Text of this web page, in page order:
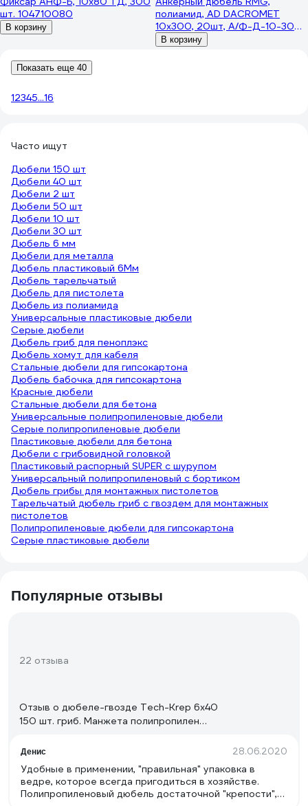
шт. 104710080
В корзину
полиамид, AD DACROMET
10x300, 20шт, А/Ф-Д-10-300-
0020
В корзину
Показать еще 40
12345...16
Часто ищут
Дюбели 150 шт
Дюбели 40 шт
Дюбели 2 шт
Дюбели 50 шт
Дюбели 10 шт
Дюбели 30 шт
Дюбель 6 мм
Дюбели для металла
Дюбель пластиковый 6Мм
Дюбель тарельчатый
Дюбель для пистолета
Дюбель из полиамида
Универсальные пластиковые дюбели
Серые дюбели
Дюбель гриб для пеноплэкс
Дюбель хомут для кабеля
Стальные дюбели для гипсокартона
Дюбель бабочка для гипсокартона
Красные дюбели
Стальные дюбели для бетона
Универсальные полипропиленовые дюбели
Серые полипропиленовые дюбели
Пластиковые дюбели для бетона
Дюбели с грибовидной головкой
Пластиковый распорный SUPER с шурупом
Универсальный полипропиленовый с бортиком
Дюбель грибы для монтажных пистолетов
Тарельчатый дюбель гриб с гвоздем для монтажных
пистолетов
Полипропиленовые дюбели для гипсокартона
Серые пластиковые дюбели
Популярные отзывы
22 отзыва
Отзыв о дюбеле-гвозде Tech-Krep 6х40
150 шт. гриб. Манжета полипропилен
Денис 28.06.2020
Удобные в применении, "правильная" упаковка в
ведре, которое всегда пригодиться в хозяйстве.
Полипропиленовый дюбель достаточной "крепости",